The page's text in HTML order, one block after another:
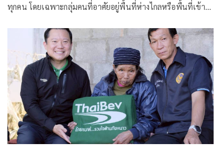
ทุกคน โดยเฉพาะกลุ่มคนที่อาศัยอยู่พื้นที่ห่างไกลหรือพื้นที่เข้าถึง